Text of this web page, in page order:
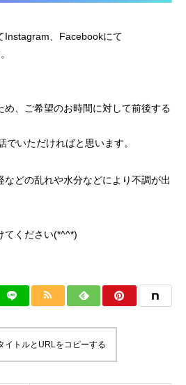
Instagram、Facebookにて
め、ご希望のお時間に対して前後する
でいただければと思います。
どの乱れや水分などにより不調が出
てください(*^^*)
イトルとURLをコピーする